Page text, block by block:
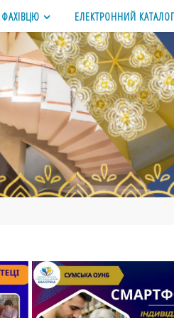
ФАХІВЦЮ ЕЛЕКТРОННИЙ КАТАЛОГ